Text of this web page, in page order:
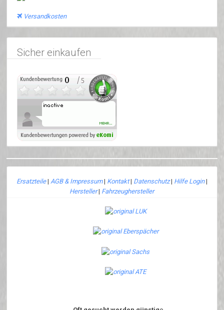
Versandkosten
Sicher einkaufen
Ersatzteile| AGB & Impressum| Kontakt| Datenschutz| Hilfe Login|
Hersteller| Fahrzeughersteller